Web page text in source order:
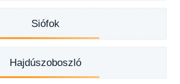
Siófok
Hajdúszoboszló